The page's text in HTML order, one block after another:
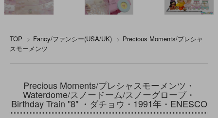
TOP > Fancy/ファンシー(USA/UK) > Precious Moments/プレシャ
スモーメンツ
Precious Moments/プレシャスモーメンツ・
Waterdome/スノードーム/スノーグローブ・
Birthday Train "8" ・ダチョウ・1991年・ENESCO